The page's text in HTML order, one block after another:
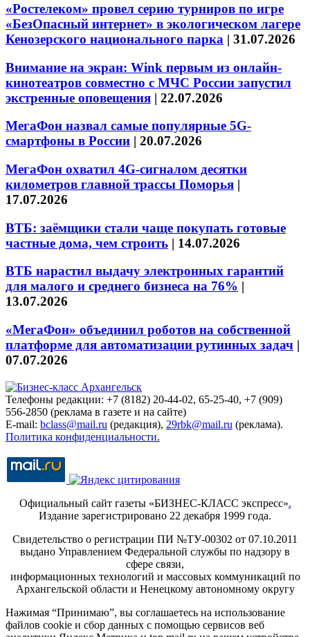
«Ростелеком» провел серию турниров по игре
«БезОпасный интернет» в экологическом лагере
Кенозерского национального парка | 31.07.2026
Внимание на экран: Wink первым из онлайн-
кинотеатров совместно с МЧС России запустил
экстренные оповещения | 22.07.2026
МегаФон назвал самые популярные 5G-
смартфоны в России | 20.07.2026
МегаФон охватил 4G-сигналом десятки
километров главной трассы Поморья |
17.07.2026
ВТБ: заёмщики стали чаще покупать готовые
частные дома, чем строить | 14.07.2026
ВТБ нарастил выдачу электронных гарантий
для малого и среднего бизнеса на 76% |
13.07.2026
«МегаФон» объединил роботов на собственной
платформе для автоматизации рутинных задач |
07.07.2026
Телефоны редакции: +7 (8182) 20-44-02, 65-25-40, +7 (909)
556-2850 (реклама в газете и на сайте)
E-mail: bclass@mail.ru (редакция), 29rbk@mail.ru (реклама).
Политика конфиденциальности.
Официальный сайт газеты «БИЗНЕС-КЛАСС экспресс».
Издание зарегистрировано 22 декабря 1999 года.
Свидетельство о регистрации ПИ №ТУ-00302 от 07.10.2011
выдано Управлением Федеральной службы по надзору в
сфере связи,
информационных технологий и массовых коммуникаций по
Архангельской области и Ненецкому автономному округу
Нажимая “Принимаю”, вы соглашаетесь на использование
файлов cookie и сбор данных с помощью сервисов веб